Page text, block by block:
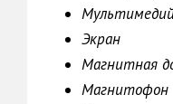
Экран
Магнитная
Магнитофон